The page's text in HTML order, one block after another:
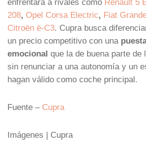
enfrentará a rivales como Renault 5
208, Opel Corsa Electric, Fiat
Citroën ë-C3. Cupra busca
un precio competitivo con una
emocional que la de buena parte de
sin renunciar a una autonomía y un
hagan válido como coche principal.
Fuente – Cupra
Imágenes | Cupra